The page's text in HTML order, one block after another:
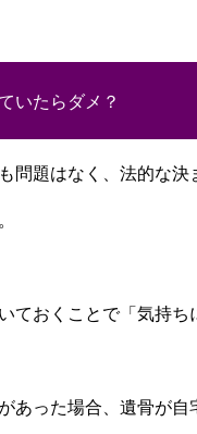
いたらダメ？
問題はなく、法的な
ておくことで「気持
あった場合、遺骨が自